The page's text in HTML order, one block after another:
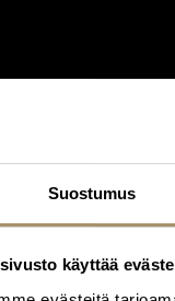
Suostumus
käyttää